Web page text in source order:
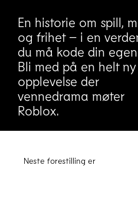
En historie om spill,
og frihet – i en
du må kode din
Bli med på en helt ny
opplevelse der
vennedrama møter
Roblox.
Neste forestilling er